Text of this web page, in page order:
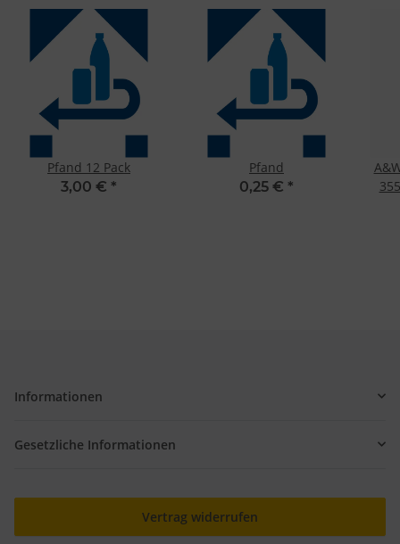
Pfand 12 Pack
3,00 € *
Pfand
0,25 € *
Informationen
Gesetzliche Informationen
Vertrag widerrufen